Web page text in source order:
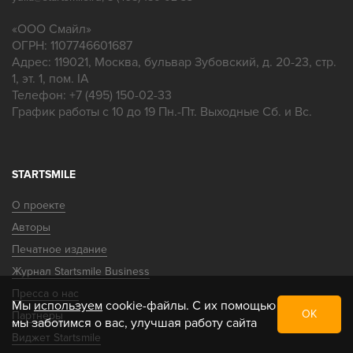
«ООО Смайл»
ОГРН: 1107746601687
Адрес: 119021, Москва, бульвар Зубовский, д. 20-23, стр.
1, эт. 1, пом. IA
Телефон: +7 (495) 150-02-33
График работы с 10 до 19 Пн.-Пт. Выходные Сб. и Вс.
STARTSMILE
О проекте
Авторы
Печатное издание
Журнал Startsmile Business
Пресса о нас
Партнеры
Виджет Startsmile
Мыиспользуем cookie-файлы. С их помощью
мы заботимся о вас, улучшая работу сайта
ОК